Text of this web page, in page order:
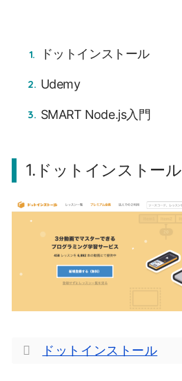
ドットインストール
Udemy
SMART Node.js入門
1.ドットインストール
ドットインストール